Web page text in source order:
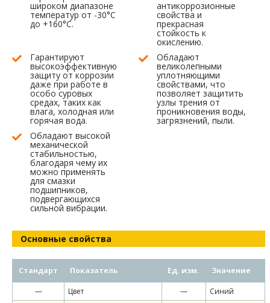
широком диапазоне
температур от -30°C
до +160°C.
антикоррозионные
свойства и
прекрасная
стойкость к
окислению.
Гарантируют
высокоэффективную
защиту от коррозии
даже при работе в
особо суровых
средах, таких как
влага, холодная или
горячая вода.
Обладают
великолепными
уплотняющими
свойствами, что
позволяет защитить
узлы трения от
проникновения воды,
загрязнений, пыли.
Обладают высокой
механической
стабильностью,
благодаря чему их
можно применять
для смазки
подшипников,
подвергающихся
сильной вибрации.
Основные свойства
Стандарт Показатель Ед. изм.
Значение
—
Цвет — Синий